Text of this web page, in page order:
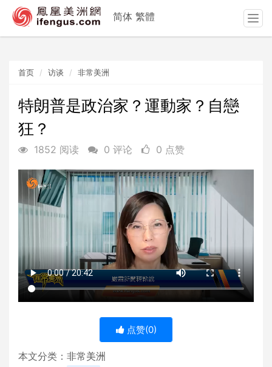
首页 访谈 非常美洲
特朗普是政治家？運動家？自戀
狂？
1852 阅读 0 评论 0 点赞
点赞(0)
本文分类： 非常美洲
简体 繁體
T
o
a
n